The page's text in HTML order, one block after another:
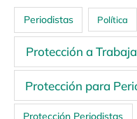
Periodistas Política
Protección a
Protección para
Protección Periodistas